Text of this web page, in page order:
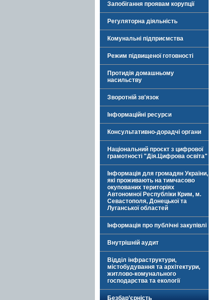
Запобігання проявам корупції
Регуляторна діяльність
Комунальні підприємства
Режим підвищеної готовності
Протидія домашньому
насильству
Зворотній зв'язок
Інформаційні ресурси
Консультативно-дорадчі органи
Національний проєкт з цифрової
грамотності "Дія.Цифрова освіта"
Інформація для громадян України,
які проживають на тимчасово
окупованих територіях
Автономної Республіки Крим, м.
Севастополя, Донецької та
Луганської областей
Інформація про публічні закупівлі
Внутрішній аудит
Відділ інфраструктури,
містобудування та архітектури,
житлово-комунального
господарства та екології
Безбар’єрність